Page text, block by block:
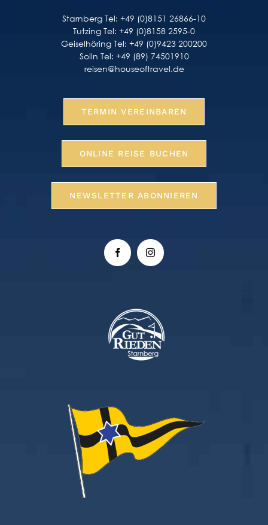
Starnberg Tel: +49 (0)8151 26866-10
Tutzing Tel: +49 (0)8158 2595-0
Geiselhöring Tel: +49 (0)9423 200200
Solln Tel: +49 (89) 74501910
reisen@houseoftravel.de
TERMIN VEREINBAREN
ONLINE REISE BUCHEN
NEWSLETTER ABONNIEREN